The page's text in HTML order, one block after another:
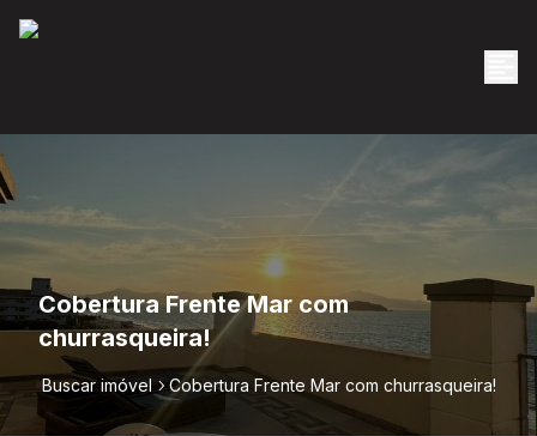
Cobertura Frente Mar com
churrasqueira!
Buscar imóvel Cobertura Frente Mar com churrasqueira!